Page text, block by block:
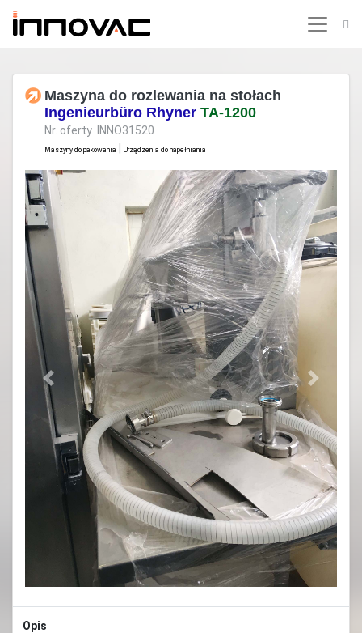
Maszyna do rozlewania na stołach
Ingenieurbüro Rhyner TA-1200
Nr. oferty INNO31520
Maszyny do pakowania Urządzenia do napełniania
Previous Next
Opis